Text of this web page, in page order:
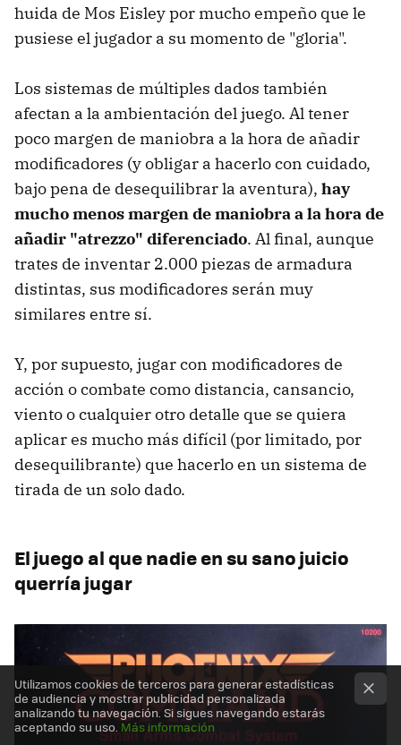
huida de Mos Eisley por mucho empeño que le
pusiese el jugador a su momento de "gloria".
Los sistemas de múltiples dados también
afectan a la ambientación del juego. Al tener
poco margen de maniobra a la hora de añadir
modificadores (y obligar a hacerlo con cuidado,
bajo pena de desequilibrar la aventura), hay
mucho menos margen de maniobra a la hora de
añadir "atrezzo" diferenciado. Al final, aunque
trates de inventar 2.000 piezas de armadura
distintas, sus modificadores serán muy
similares entre sí.
Y, por supuesto, jugar con modificadores de
acción o combate como distancia, cansancio,
viento o cualquier otro detalle que se quiera
aplicar es mucho más difícil (por limitado, por
desequilibrante) que hacerlo en un sistema de
tirada de un solo dado.
El juego al que nadie en su sano juicio
querría jugar
Utilizamos cookies de terceros para generar estadísticas
de audiencia y mostrar publicidad personalizada
analizando tu navegación. Si sigues navegando estarás
aceptando su uso. Más información